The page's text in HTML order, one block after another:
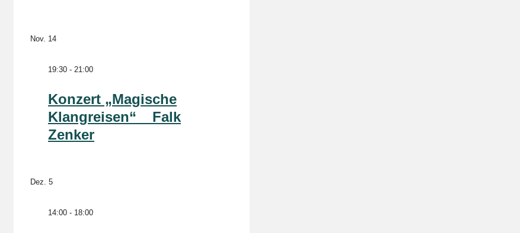
Nov. 14
19:30 - 21:00
Konzert „Magische
Klangreisen“ _ Falk
Zenker
Dez. 5
14:00 - 18:00